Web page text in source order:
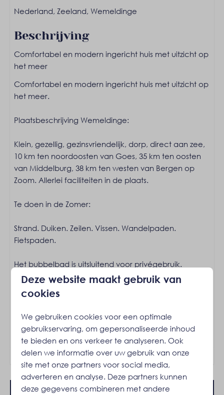
Wassen en drogen
Wasmachine
Entertainment
Flatscreen TV
Keuken
Filter koffieapparaat
Pannen
Eettafel
Vaatwasser
Drinkglazen
Keukengerei
Broodrooster
Oven: Heteluchtoven
Magnetron: Combimagnetron
Inductie kookplaats: 4-pits
Koelkast: Met vriesvak
Ligging
Vrijstaand
Nederland, Zeeland, Wemeldinge
Beschrijving
Comfortabel en modern ingericht huis met uitzicht op
het meer
Comfortabel en modern ingericht huis met uitzicht op
het meer.
Plaatsbeschrijving Wemeldinge:
Klein, gezellig, gezinsvriendelijk, dorp, direct aan zee,
10 km ten noordoosten van Goes, 35 km ten oosten
van Middelburg, 38 km ten westen van Bergen op
Zoom. Allerlei faciliteiten in de plaats.
Te doen in de Zomer:
Strand. Duiken. Zeilen. Vissen. Wandelpaden.
Fietspaden.
Het bubbelbad is uitsluitend voor privégebruik.
De eigenaar accepteert geen groepen of
jeugdgroepen.
Energielabel:
Deze website maakt gebruik van
cookies
We gebruiken cookies voor een optimale
gebruikservaring, om gepersonaliseerde inhoud
te bieden en ons verkeer te analyseren. Ook
delen we informatie over uw gebruik van onze
site met onze partners voor social media,
adverteren en analyse. Deze partners kunnen
deze gegevens combineren met andere